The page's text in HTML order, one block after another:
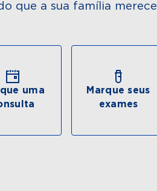
que a sua família merece
uma
Marque seus
exames